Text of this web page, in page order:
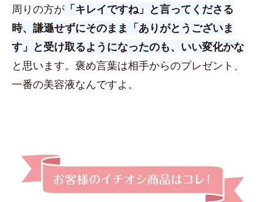
周りの方が 「キレイですね」と言ってくださる
時、謙遜せずにそのまま「ありがとうございま
す」と受け取るようになったのも、いい変化かな
と思います。褒め言葉は相手からのプレゼント、
一番の美容液なんですよ。